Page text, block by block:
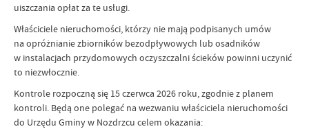
uiszczania opłat za te usługi.
Właściciele nieruchomości, którzy nie mają podpisanych umów
na opróżnianie zbiorników bezodpływowych lub osadników
w instalacjach przydomowych oczyszczalni ścieków powinni uczynić
to niezwłocznie.
Kontrole rozpoczną się 15 czerwca 2026 roku, zgodnie z planem
kontroli. Będą one polegać na wezwaniu właściciela nieruchomości
do Urzędu Gminy w Nozdrzcu celem okazania: